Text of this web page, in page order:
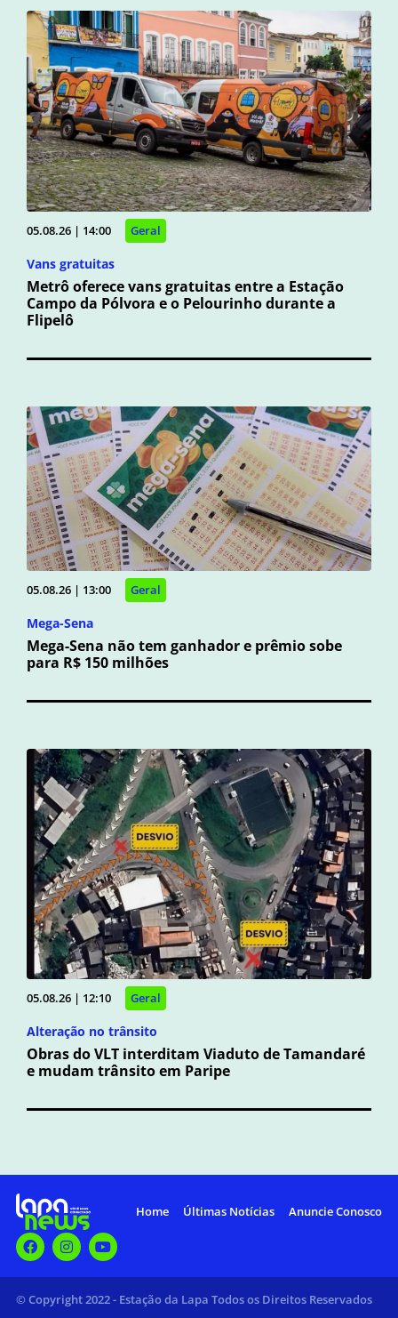
05.08.26 | 14:00 Geral
Vans gratuitas
Metrô oferece vans gratuitas entre a Estação
Campo da Pólvora e o Pelourinho durante a
Flipelô
05.08.26 | 13:00 Geral
Mega-Sena
Mega-Sena não tem ganhador e prêmio sobe
para R$ 150 milhões
05.08.26 | 12:10 Geral
Alteração no trânsito
Obras do VLT interditam Viaduto de Tamandaré
e mudam trânsito em Paripe
Home Últimas Notícias Anuncie Conosco
© Copyright 2022 - Estação da Lapa Todos os Direitos Reservados